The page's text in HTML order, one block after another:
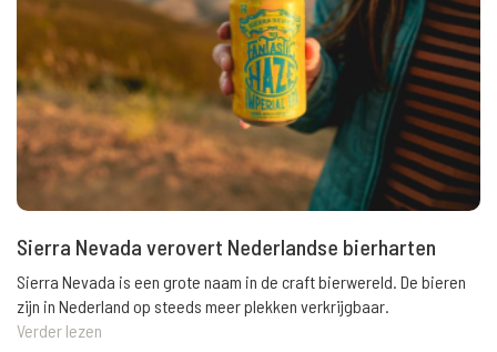
Sierra Nevada verovert Nederlandse bierharten
Sierra Nevada is een grote naam in de craft bierwereld. De bieren
zijn in Nederland op steeds meer plekken verkrijgbaar.
Verder lezen